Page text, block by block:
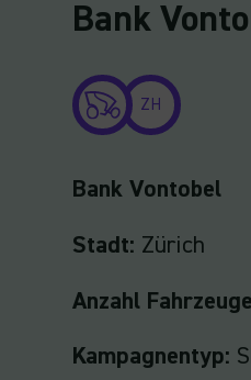
Bank
ZH
Bank Vontobel
Stadt: Zürich
Anzahl
Kampagnentyp: